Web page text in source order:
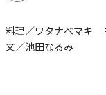
料理／ワタナベマキ
文／池田なるみ